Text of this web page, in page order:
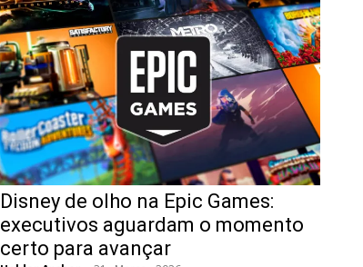
Disney de olho na Epic Games:
executivos aguardam o momento
certo para avançar